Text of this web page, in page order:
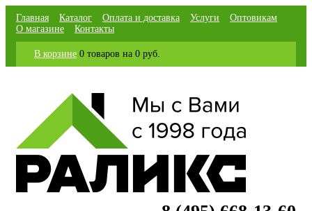
Главная Каталог Оплата и доставка Услуги
Оптовикам
О магазине
Контакты
В корзине 0 товаров на 0 руб.